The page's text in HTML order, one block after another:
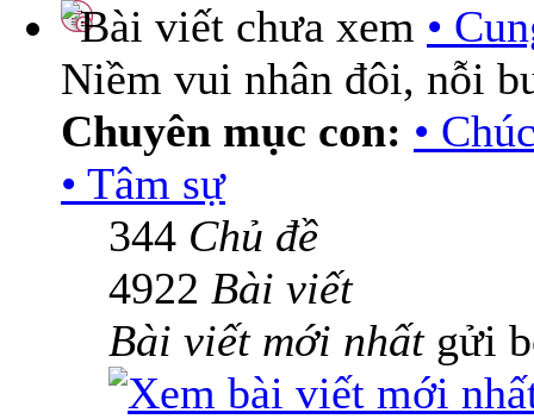
•
Niềm vui nhân đôi, nỗi
Chuyên mục con: •
• Tâm sự
344 Chủ đề
4922 Bài viết
Bài viết mới nhấtgửi